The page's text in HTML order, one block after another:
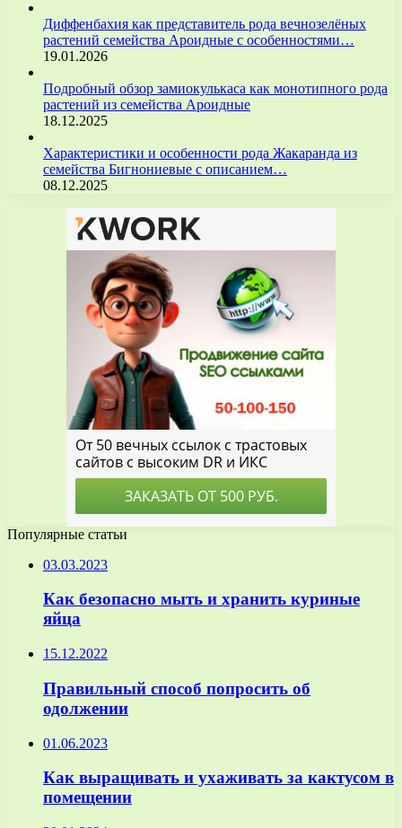
Диффенбахия как представитель рода вечнозелёных
растений семейства Ароидные с особенностями…
19.01.2026
Подробный обзор замиокулькаса как монотипного рода
растений из семейства Ароидные
18.12.2025
Характеристики и особенности рода Жакаранда из
семейства Бигнониевые с описанием…
08.12.2025
Популярные статьи
03.03.2023
Как безопасно мыть и хранить куриные
яйца
15.12.2022
Правильный способ попросить об
одолжении
01.06.2023
Как выращивать и ухаживать за кактусом в
помещении